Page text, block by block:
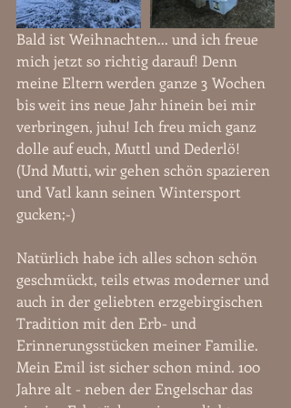
Bald ist Weihnachten... und ich freue
mich jetzt so richtig darauf! Denn
meine Eltern werden ganze 3 Wochen
bis weit ins neue Jahr hinein bei mir
verbringen, juhu! Ich freu mich ganz
dolle auf euch, Muttl und Dederlö!
(Und Mutti, wir gehen schön spazieren
und Vatl kann seinen Wintersport
gucken;-)
Natürlich habe ich alles schon schön
geschmückt, teils etwas moderner und
auch in der geliebten erzgebirgischen
Tradition mit den Erb- und
Erinnerungsstücken meiner Familie.
Mein Emil ist sicher schon mind. 100
Jahre alt - neben der Engelschar das